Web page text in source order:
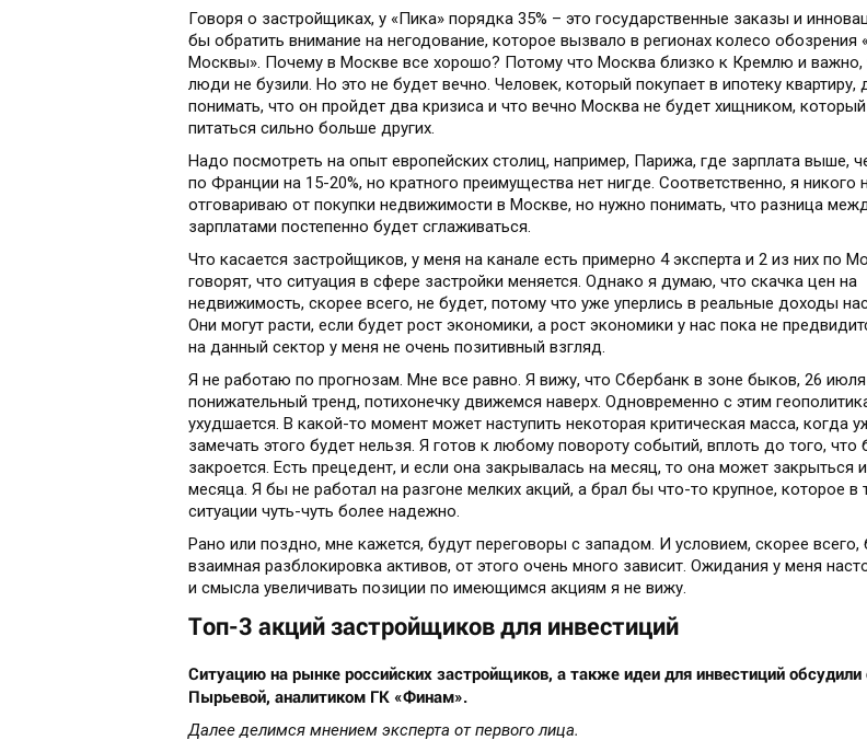
Говоря о застройщиках, у «Пика» порядка 35% – это государственные заказы и
бы обратить внимание на негодование, которое вызвало в регионах колесо обозрения
Москвы». Почему в Москве все хорошо? Потому что Москва близко к Кремлю и важно,
люди не бузили. Но это не будет вечно. Человек, который покупает в ипотеку квартиру,
понимать, что он пройдет два кризиса и что вечно Москва не будет хищником,
питаться сильно больше других.
Надо посмотреть на опыт европейских столиц, например, Парижа, где зарплата выше,
по Франции на 15-20%, но кратного преимущества нет нигде. Соответственно, я никого
отговариваю от покупки недвижимости в Москве, но нужно понимать, что разница
зарплатами постепенно будет сглаживаться.
Что касается застройщиков, у меня на канале есть примерно 4 эксперта и 2 из них по
говорят, что ситуация в сфере застройки меняется. Однако я думаю, что скачка цен на
недвижимость, скорее всего, не будет, потому что уже уперлись в реальные доходы
Они могут расти, если будет рост экономики, а рост экономики у нас пока не
на данный сектор у меня не очень позитивный взгляд.
Я не работаю по прогнозам. Мне все равно. Я вижу, что Сбербанк в зоне быков, 26
понижательный тренд, потихонечку движемся наверх. Одновременно с этим
ухудшается. В какой-то момент может наступить некоторая критическая масса, когда
замечать этого будет нельзя. Я готов к любому повороту событий, вплоть до того, что
закроется. Есть прецедент, и если она закрывалась на месяц, то она может закрыться
месяца. Я бы не работал на разгоне мелких акций, а брал бы что-то крупное, которое в
ситуации чуть-чуть более надежно.
Рано или поздно, мне кажется, будут переговоры с западом. И условием, скорее всего,
взаимная разблокировка активов, от этого очень много зависит. Ожидания у меня
и смысла увеличивать позиции по имеющимся акциям я не вижу.
Топ-3 акций застройщиков для инвестиций
Ситуацию на рынке российских застройщиков, а также идеи для инвестиций обсудили
Пырьевой, аналитиком ГК «Финам».
Далее делимся мнением эксперта от первого лица.